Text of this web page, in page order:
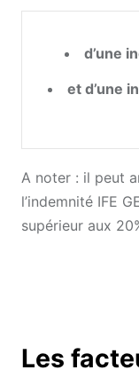
d’une
et d’une
A noter : il peut
l’indemnité IFE
supérieur aux
Les